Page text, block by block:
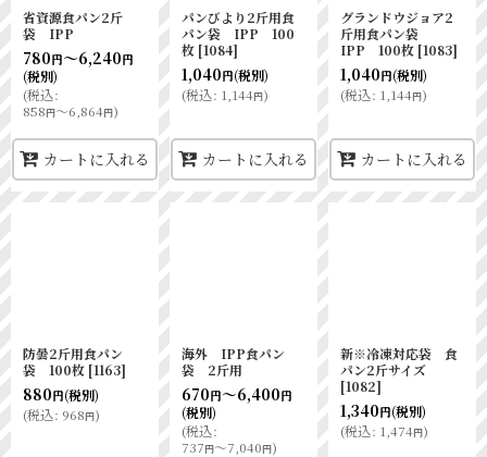
省資源食パン2斤
袋 IPP
780円～6,240円
(税別)
(税込:
858円～6,864円)
カートに入れる
パンびより2斤用食
パン袋 IPP 100
枚 [1084]
1,040円(税別)
(税込: 1,144円)
カートに入れる
グランドウジョア2
斤用食パン袋
IPP 100枚 [1083]
1,040円(税別)
(税込: 1,144円)
カートに入れる
防曇2斤用食パン
袋 100枚 [1163]
880円(税別)
(税込: 968円)
海外 IPP食パン
袋 2斤用
670円～6,400円
(税別)
(税込:
737円～7,040円)
新※冷凍対応袋 食
パン2斤サイズ
[1082]
1,340円(税別)
(税込: 1,474円)